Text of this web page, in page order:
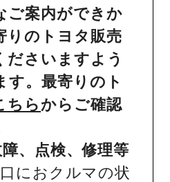
ご案内ができか
りのトヨタ販売
ださいますよう
す。最寄りのト
ちら からご確認
、点検、修理等
口におクルマの状